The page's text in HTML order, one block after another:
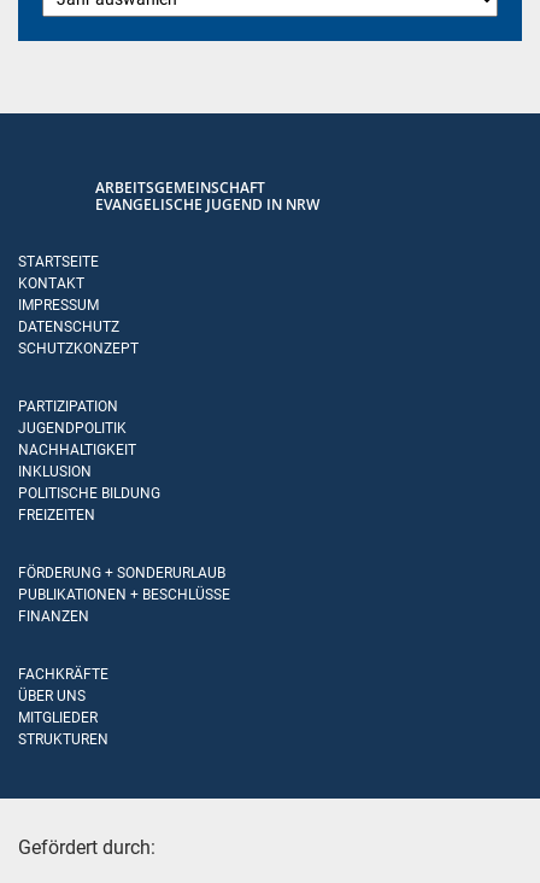
ARBEITSGEMEINSCHAFT
EVANGELISCHE JUGEND IN NRW
STARTSEITE
KONTAKT
IMPRESSUM
DATENSCHUTZ
SCHUTZKONZEPT
PARTIZIPATION
JUGENDPOLITIK
NACHHALTIGKEIT
INKLUSION
POLITISCHE BILDUNG
FREIZEITEN
FÖRDERUNG + SONDERURLAUB
PUBLIKATIONEN + BESCHLÜSSE
FINANZEN
FACHKRÄFTE
ÜBER UNS
MITGLIEDER
STRUKTUREN
Gefördert durch: